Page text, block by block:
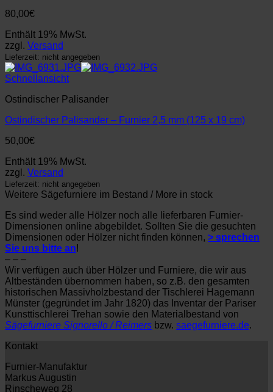
80,00€
Enthält 19% MwSt.
zzgl. Versand
Lieferzeit: nicht angegeben
Schnellansicht
Ostindischer Palisander
Ostindischer Palisander – Furnier 2,5 mm (125 x 19 cm)
50,00€
Enthält 19% MwSt.
zzgl. Versand
Lieferzeit: nicht angegeben
Weitere Sägefurniere im Bestand / More in stock
Es sind weder alle Hölzer noch alle lieferbaren Furnier-
Dimensionen online abgebildet. Sollten Sie die gesuchten
Dimensionen oder Hölzer nicht finden können, > sprechen
Sie uns bitte an!
– – –
Wir verfügen auch über Hölzer und Furniere, die wir aus
Altbeständen übernommen haben, so z.B. den gesamten
historischen Massivholzbestand der Tischlerei Hagemann
Münster (gegründet im Jahr 1820) das Inventar der Pariser
Kunsttischlerei Trehan sowie den Materialbestand von
Sägefurniere Signorello / Reimers bzw. saegefurniere.de.
Kontakt
Furnier-Manufaktur
Markus Augustin
Rinscheweg 28